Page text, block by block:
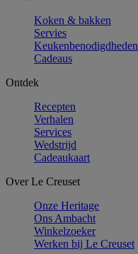
Koken & bakken
Servies
Keukenbenodigdheden
Cadeaus
Ontdek
Recepten
Verhalen
Services
Wedstrijd
Cadeaukaart
Over Le Creuset
Onze Heritage
Ons Ambacht
Winkelzoeker
Werken bij Le Creuset